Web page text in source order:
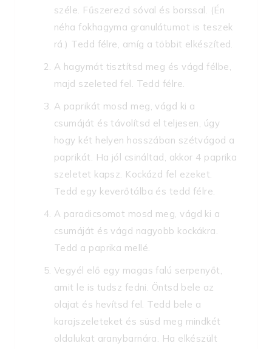
széle. Fűszerezd sóval és borssal. (Én
néha fokhagyma granulátumot is teszek
rá.) Tedd félre, amíg a többit elkészíted.
A hagymát tisztítsd meg és vágd félbe,
majd szeleted fel. Tedd félre.
A paprikát mosd meg, vágd ki a
csumáját és távolítsd el teljesen, úgy
hogy két helyen hosszában szétvágod a
paprikát. Ha jól csináltad, akkor 4 paprika
szeletet kapsz. Kockázd fel ezeket.
Tedd egy keverőtálba és tedd félre.
A paradicsomot mosd meg, vágd ki a
csumáját és vágd nagyobb kockákra.
Tedd a paprika mellé.
Vegyél elő egy magas falú serpenyőt,
amit le is tudsz fedni. Öntsd bele az
olajat és hevítsd fel. Tedd bele a
karajszeleteket és süsd meg mindkét
oldalukat aranybarnára. Ha elkészült